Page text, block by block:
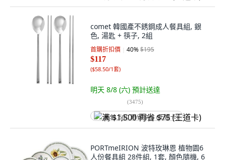
comet 韓國產不銹鋼成人餐具組, 銀
色, 湯匙 + 筷子, 2組
首購折扣價 40%$195
$117
($58.50/1套)
明天 8/8 (六) 預計送達
(3475)
满 $1,500 再省 $75 (王道卡)
PORTmeIRION 波特玫琳恩 植物園6
人份餐具組 28件組, 1套, 顏色隨機, 6